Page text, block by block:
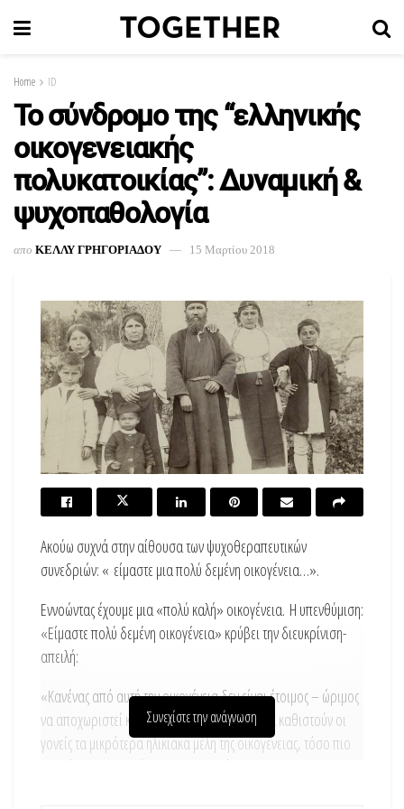
Home ID
Το σύνδρομο της “ελληνικής
οικογενειακής
πολυκατοικίας”: Δυναμική &
ψυχοπαθολογία
απο ΚΕΛΛΥ ΓΡΗΓΟΡΙΑΔΟΥ 15 Μαρτίου 2018
Ακούω συχνά στην αίθουσα των ψυχοθεραπευτικών
συνεδριών: « είμαστε μια πολύ δεμένη οικογένεια…».
Εννοώντας έχουμε μια «πολύ καλή» οικογένεια. Η υπενθύμιση:
«Είμαστε πολύ δεμένη οικογένεια» κρύβει την διευκρίνιση-
απειλή:
«Κανένας από αυτή την οικογένεια δεν είναι έτοιμος – ώριμος
να αποχωριστεί κανέναν».Όσο πιο αδύναμα καθιστούν οι
γονείς τα μικρότερα ηλικιακά μέλη της οικογένειας, τόσο πιο
«δεμένη» και «καλή», την αντιλαμβάνονται.
Συνεχίστε την ανάγνωση